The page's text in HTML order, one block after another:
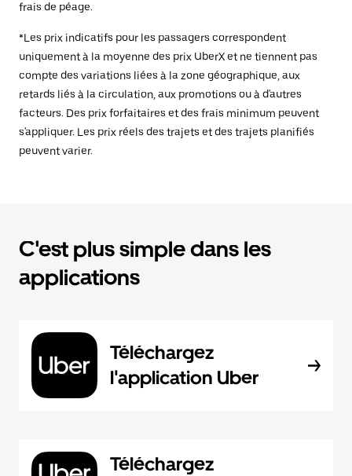
frais de péage.
*Les prix indicatifs pour les passagers correspondent
uniquement à la moyenne des prix UberX et ne tiennent pas
compte des variations liées à la zone géographique, aux
retards liés à la circulation, aux promotions ou à d'autres
facteurs. Des prix forfaitaires et des frais minimum peuvent
s'appliquer. Les prix réels des trajets et des trajets planifiés
peuvent varier.
C'est plus simple dans les
applications
Téléchargez
l'application Uber
Téléchargez